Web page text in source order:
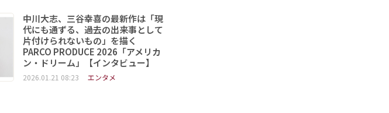
中川大志、三谷幸喜の最新作は「現
代にも通ずる、過去の出来事として
片付けられないもの」を描く
PARCO PRODUCE 2026「アメリカ
ン・ドリーム」【インタビュー】
2026.01.21 08:23 エンタメ